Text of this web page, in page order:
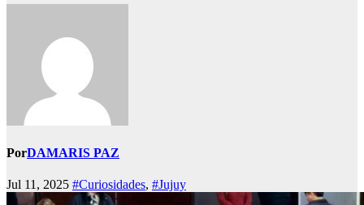
PorDAMARIS PAZ
Jul 11, 2025 #Curiosidades, #Jujuy